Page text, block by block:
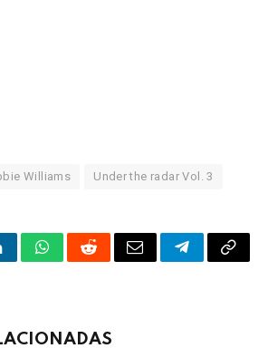
Williams Under the radar Vol. 3
WhatsAppRedditCorreoTelegrama